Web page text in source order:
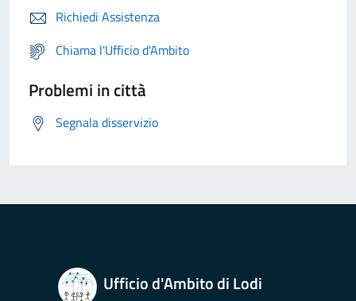
Richiedi Assistenza
Chiama l'Ufficio d'Ambito
Problemi in città
Segnala disservizio
Ufficio d'Ambito di Lodi